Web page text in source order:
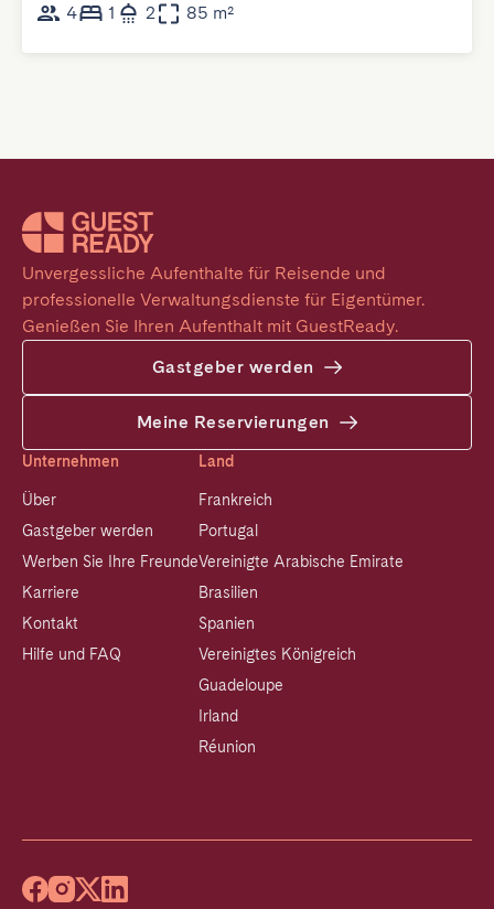
4
1 2 85 m²
Unvergessliche Aufenthalte für Reisende und
professionelle Verwaltungsdienste für Eigentümer.
Genießen Sie Ihren Aufenthalt mit GuestReady.
Gastgeber werden
Meine Reservierungen
Unternehmen
Über
Gastgeber werden
Werben Sie Ihre Freunde
Karriere
Kontakt
Hilfe und FAQ
Land
Frankreich
Portugal
Vereinigte Arabische Emirate
Brasilien
Spanien
Vereinigtes Königreich
Guadeloupe
Irland
Réunion